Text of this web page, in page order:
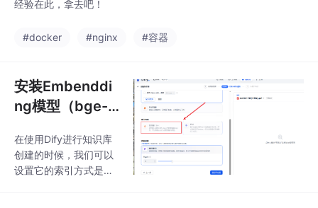
经验在此，拿去吧！
#docker #nginx #容器
安装Embenddi
ng模型（bge-
ify
在使用Dify进行知识库
创建的时候，我们可以
设置它的索引方式是高